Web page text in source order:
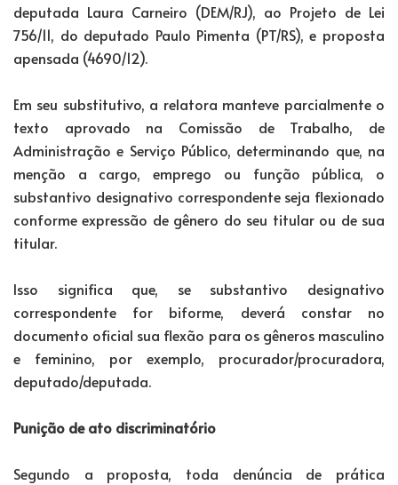
deputada Laura Carneiro (DEM/RJ), ao Projeto de Lei
756/11, do deputado Paulo Pimenta (PT/RS), e proposta
apensada (4690/12).
Em seu substitutivo, a relatora manteve parcialmente o
texto aprovado na Comissão de Trabalho, de
Administração e Serviço Público, determinando que, na
menção a cargo, emprego ou função pública, o
substantivo designativo correspondente seja flexionado
conforme expressão de gênero do seu titular ou de sua
titular.
Isso significa que, se substantivo designativo
correspondente for biforme, deverá constar no
documento oficial sua flexão para os gêneros masculino
e feminino, por exemplo, procurador/procuradora,
deputado/deputada.
Punição de ato discriminatório
Segundo a proposta, toda denúncia de prática